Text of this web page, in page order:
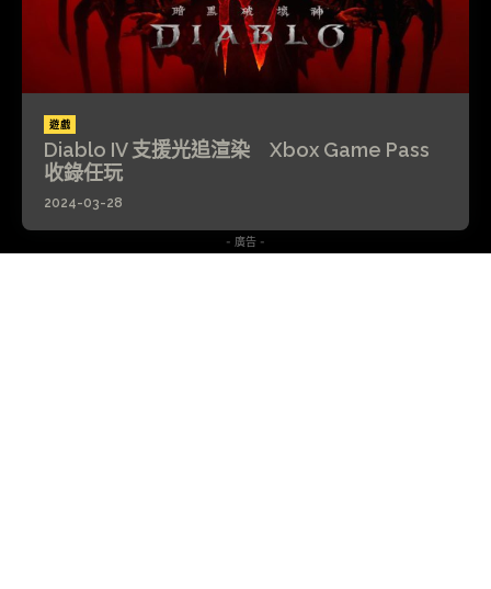
遊戲
Diablo IV 支援光追渲染 Xbox Game Pass
收錄任玩
2024-03-28
- 廣告 -